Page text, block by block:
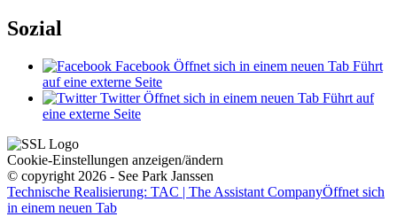
Sozial
Facebook Öffnet sich in einem neuen Tab Führt
auf eine externe Seite
Twitter Öffnet sich in einem neuen Tab Führt auf
eine externe Seite
Cookie-Einstellungen anzeigen/ändern
© copyright 2026 - See Park Janssen
Technische Realisierung: TAC | The Assistant CompanyÖffnet sich
in einem neuen Tab